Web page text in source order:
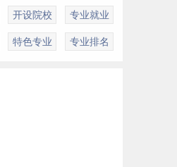
开设院校 专业就业
特色专业 专业排名